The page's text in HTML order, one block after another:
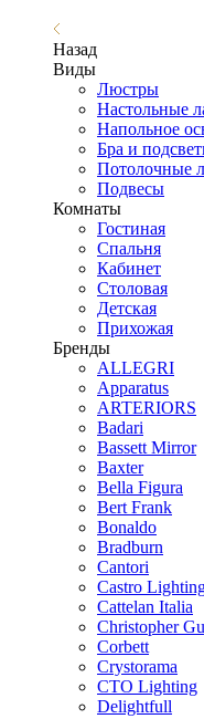
Назад
Виды
Люстры
Настольные
Напольное
Бра и
Потолочные
Подвесы
Комнаты
Гостиная
Спальня
Кабинет
Столовая
Детская
Прихожая
Бренды
ALLEGRI
Apparatus
ARTERIORS
Badari
Bassett Mirror
Baxter
Bella Figura
Bert Frank
Bonaldo
Bradburn
Cantori
Castro
Cattelan Italia
Christopher
Corbett
Crystorama
CTO Lighting
Delightfull